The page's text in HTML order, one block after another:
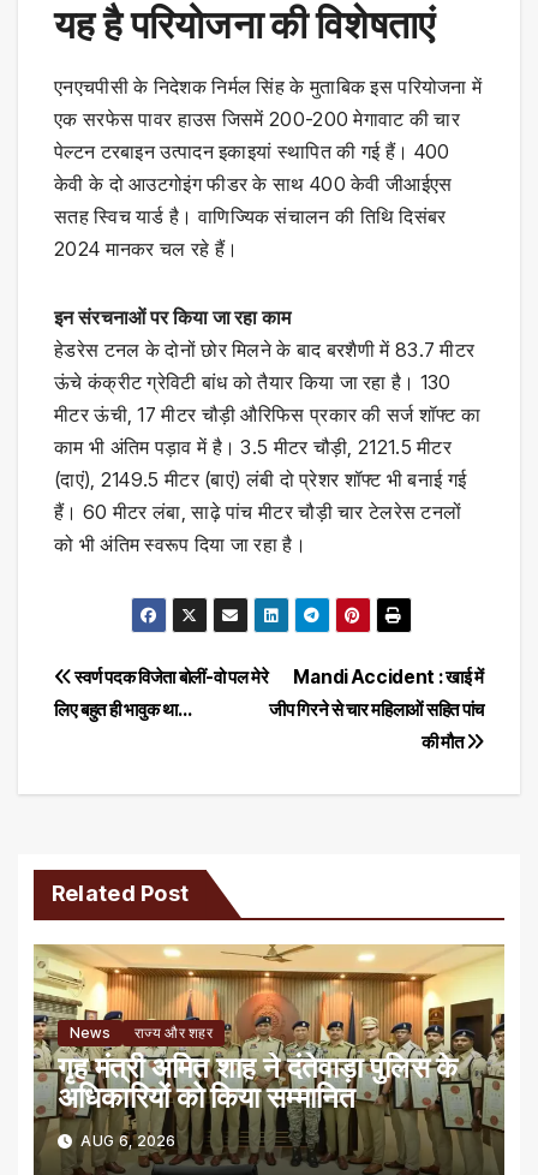
यह है परियोजना की विशेषताएं
एनएचपीसी के निदेशक निर्मल सिंह के मुताबिक इस परियोजना में
एक सरफेस पावर हाउस जिसमें 200-200 मेगावाट की चार
पेल्टन टरबाइन उत्पादन इकाइयां स्थापित की गई हैं। 400
केवी के दो आउटगोइंग फीडर के साथ 400 केवी जीआईएस
सतह स्विच यार्ड है। वाणिज्यिक संचालन की तिथि दिसंबर
2024 मानकर चल रहे हैं।
इन संरचनाओं पर किया जा रहा काम
हेडरेस टनल के दोनों छोर मिलने के बाद बरशैणी में 83.7 मीटर
ऊंचे कंक्रीट ग्रेविटी बांध को तैयार किया जा रहा है। 130
मीटर ऊंची, 17 मीटर चौड़ी औरिफिस प्रकार की सर्ज शॉफ्ट का
काम भी अंतिम पड़ाव में है। 3.5 मीटर चौड़ी, 2121.5 मीटर
(दाएं), 2149.5 मीटर (बाएं) लंबी दो प्रेशर शॉफ्ट भी बनाई गई
हैं। 60 मीटर लंबा, साढ़े पांच मीटर चौड़ी चार टेलरेस टनलों
को भी अंतिम स्वरूप दिया जा रहा है।
Post
navigation
Mandi Accident : खाई में
जीप गिरने से चार महिलाओं सहित पांच
की मौत
स्वर्ण पदक विजेता बोलीं-वो पल मेरे
लिए बहुत ही भावुक था…
Related Post
News राज्य और शहर
गृह मंत्री अमित शाह ने दंतेवाड़ा पुलिस के
अधिकारियों को किया सम्मानित
AUG 6, 2026